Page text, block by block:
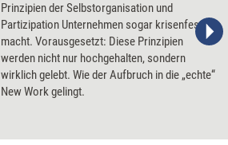
Prinzipien der Selbstorganisation und
Partizipation Unternehmen sogar krisenfester
macht. Vorausgesetzt: Diese Prinzipien
werden nicht nur hochgehalten, sondern
wirklich gelebt. Wie der Aufbruch in die „echte“
New Work gelingt.